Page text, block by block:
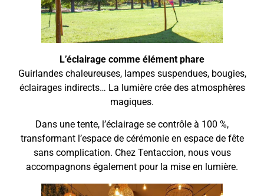
L’éclairage comme élément phare
Guirlandes chaleureuses, lampes suspendues, bougies,
éclairages indirects… La lumière crée des atmosphères
magiques.
Dans une tente, l’éclairage se contrôle à 100 %,
transformant l’espace de cérémonie en espace de fête
sans complication. Chez Tentaccion, nous vous
accompagnons également pour la mise en lumière.